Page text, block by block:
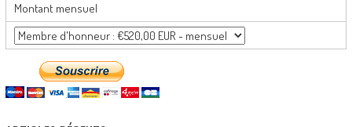
Montant mensuel